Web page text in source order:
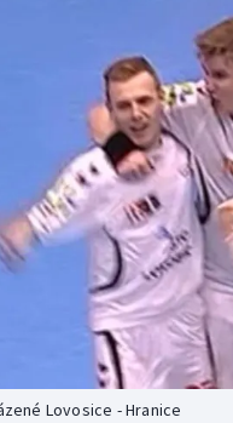
Lovosice - Hranice